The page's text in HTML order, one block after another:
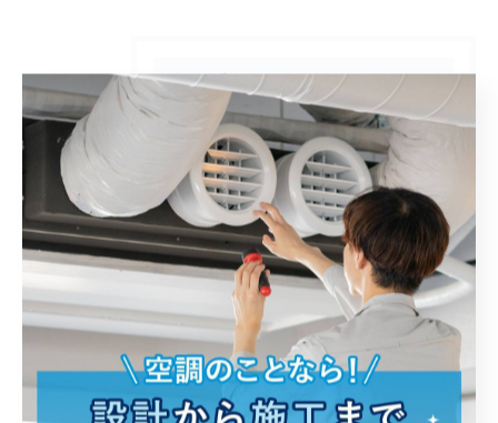
カテゴリー CATEGORIES
全てのカテゴリー
エアコン
エアコン入替工事
フロン類充填回収
全館空調
処分
故障
業務用エアコン